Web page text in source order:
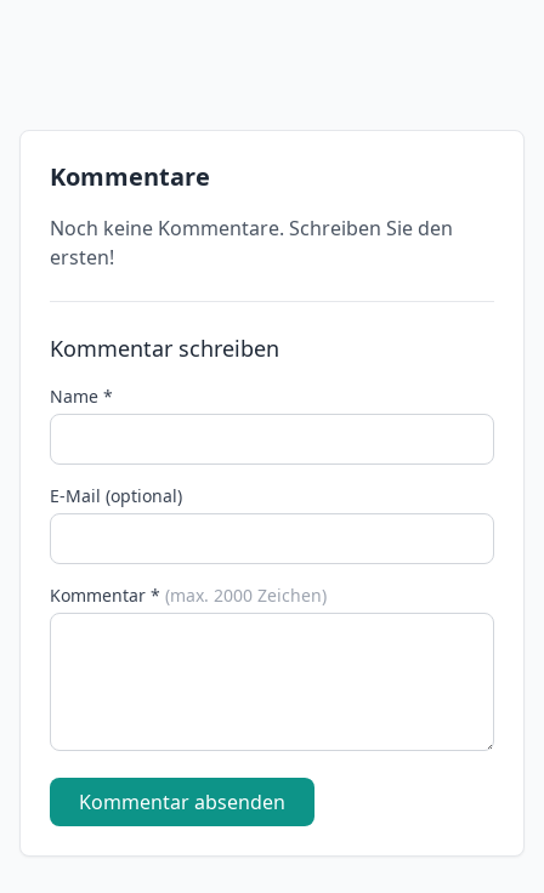
Kommentare
Noch keine Kommentare. Schreiben Sie den
ersten!
Kommentar schreiben
Name *
E-Mail (optional)
Kommentar * (max. 2000 Zeichen)
Kommentar absenden